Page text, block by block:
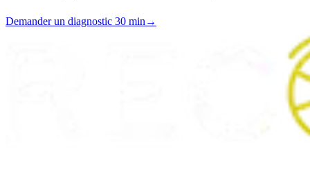
Demander un diagnostic 30 min →